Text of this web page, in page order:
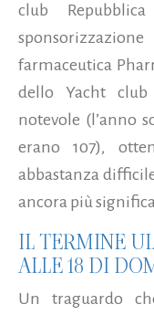
club
farmaceutica
dello Yacht club
notevole (l’anno
erano 107),
abbastanza
ancora più
IL TERMINE
ALLE 18 DI
Un traguardo